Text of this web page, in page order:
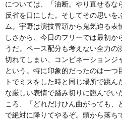
については、「油断。やり直せるな
反省を口にした。そしてその思いを
ム。宇野は演技冒頭から鬼気迫る
しさから、今日のフリーでは最初か
うだ。ペース配分も考えない全力
切れてしまい、コンビネーションジ
という。特に印象的だったのは一つ
トでミスをした時と同じ場所で跳ん
な厳しい表情で踏み切りに臨んでい
ころ、「どれだけひん曲がっても、
で絶対に降りてやるぞ。頭から落ち